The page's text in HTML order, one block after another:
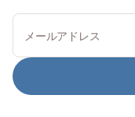
メールアドレス